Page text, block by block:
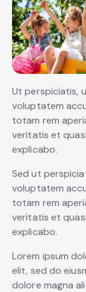
Ut perspiciatis,
voluptatem
totam rem
veritatis et
explicabo.
Sed ut
voluptatem
totam rem
veritatis et
explicabo.
Lorem ipsum
elit, sed do
dolore magna